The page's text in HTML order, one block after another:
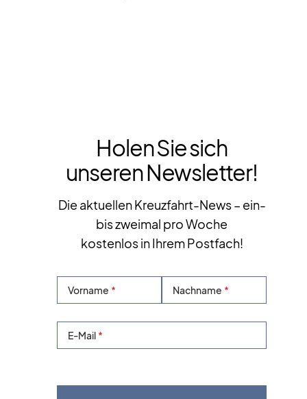
Holen Sie sich
unseren Newsletter!
Die aktuellen Kreuzfahrt-News – ein-
bis zweimal pro Woche
kostenlos in Ihrem Postfach!
Vorname Nachname
E-Mail